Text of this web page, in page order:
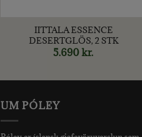
IITTALA ESSENCE
DESERTGLÖS, 2 STK
5.690kr.
UM PÓLEY